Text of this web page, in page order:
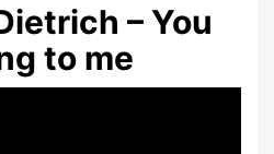
– You
to me